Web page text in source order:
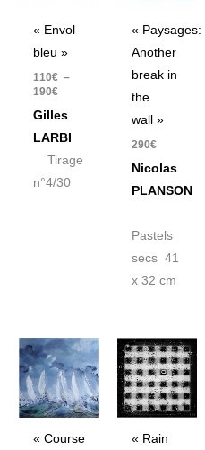
« Envol
bleu »
110€ –
190€
Gilles
LARBI
Tirage
n°4/30
« Paysages:
Another
break in
the
wall »
290€
Nicolas
PLANSON
Pastels
secs 41
x 32 cm
« Course
« Rain